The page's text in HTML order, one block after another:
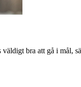
bra att gå i mål,